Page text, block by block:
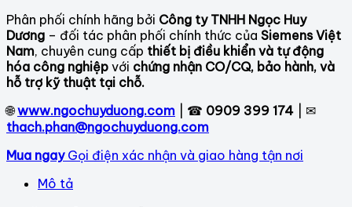
Phân phối chính hãng bởi Công ty TNHH Ngọc Huy
Dương – đối tác phân phối chính thức của Siemens Việt
Nam, chuyên cung cấp thiết bị điều khiển và tự động
hóa công nghiệp với chứng nhận CO/CQ, bảo hành, và
hỗ trợ kỹ thuật tại chỗ.
🌐www.ngochuyduong.com | ☎ 0909 399 174 | ✉
thach.phan@ngochuyduong.com
Mua ngay Gọi điện xác nhận và giao hàng tận nơi
Mô tả